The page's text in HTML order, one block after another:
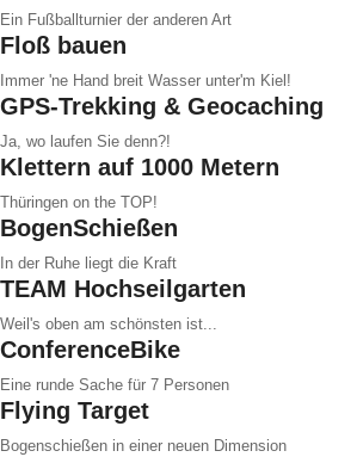
Ein Fußballturnier der anderen Art
Floß bauen
Immer 'ne Hand breit Wasser unter'm Kiel!
GPS-Trekking & Geocaching
Ja, wo laufen Sie denn?!
Klettern auf 1000 Metern
Thüringen on the TOP!
BogenSchießen
In der Ruhe liegt die Kraft
TEAM Hochseilgarten
Weil's oben am schönsten ist...
ConferenceBike
Eine runde Sache für 7 Personen
Flying Target
Bogenschießen in einer neuen Dimension